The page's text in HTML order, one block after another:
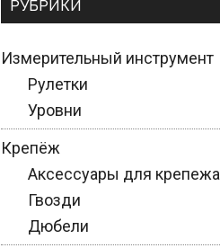
РУБРИКИ
Измерительный инструмент
Рулетки
Уровни
Крепёж
Аксессуары для крепежа
Гвозди
Дюбели